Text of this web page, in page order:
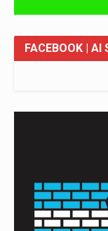
FACEBOOK | Al